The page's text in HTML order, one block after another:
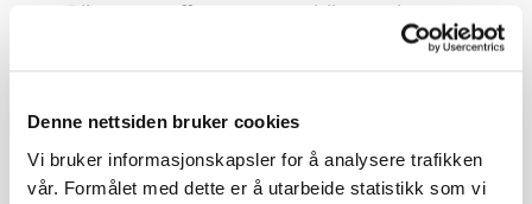
Denne nettsiden bruker cookies
Vi bruker informasjonskapsler for å analysere trafikken
vår. Formålet med dette er å utarbeide statistikk som vi
Blir man truffet som mus, blir man katt.
Varier avstander og banestørrelser.
langs bakken, med forskjellige teknikker.